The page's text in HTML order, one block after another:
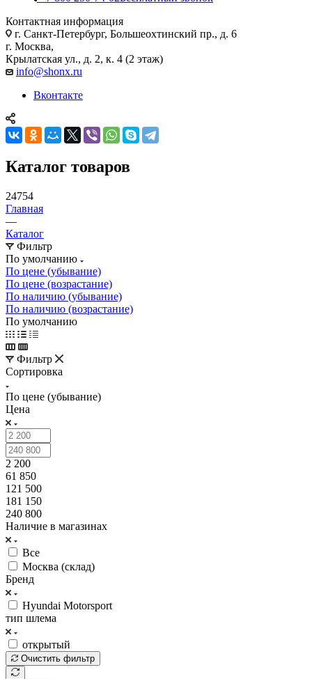
Контактная информация
г. Санкт-Петербург, Большеохтинский пр., д. 6
г. Москва,
Крылатская ул., д. 2, к. 4 (2 этаж)
info@shonx.ru
Вконтакте
Каталог товаров
24754
Главная
—
Каталог
Фильтр
По умолчанию
По цене (убывание)
По цене (возрастание)
По наличию (убывание)
По наличию (возрастание)
По умолчанию
Фильтр
Сортировка
По цене (убывание)
Цена
2 200
61 850
121 500
181 150
240 800
Наличие в магазинах
Все
Москва (склад)
Бренд
Hyundai Motorsport
тип шлема
открытый
Очистить фильтр